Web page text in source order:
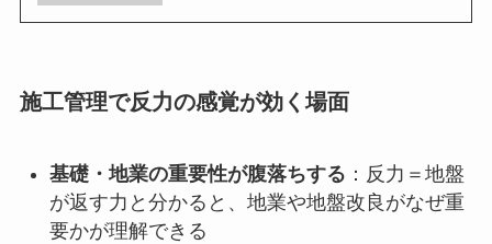
施工管理で反力の感覚が効く場面
基礎・地業の重要性が腹落ちする ：反力＝地盤
が返す力と分かると、地業や地盤改良がなぜ重
要かが理解できる